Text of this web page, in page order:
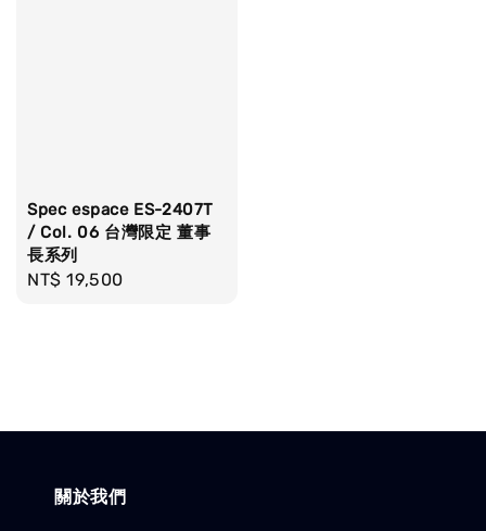
Spec espace ES-2407T
/ Col. 06 台灣限定 董事
長系列
Regular
NT$ 19,500
關於我們